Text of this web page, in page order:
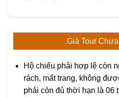
Giá Tour
Hộ chiếu phải hợp lệ còn
rách, mất trang, không
phải còn đủ thời hạn là 06